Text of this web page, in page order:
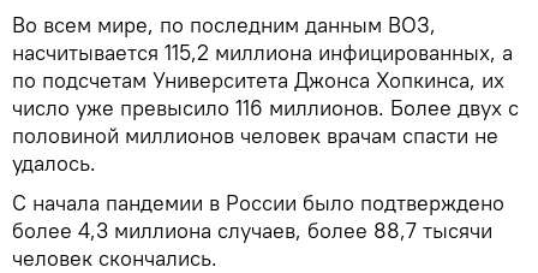
Во всем мире, по последним данным ВОЗ,
насчитывается 115,2 миллиона инфицированных, а
по подсчетам Университета Джонса Хопкинса, их
число уже превысило 116 миллионов. Более двух с
половиной миллионов человек врачам спасти не
удалось.
С начала пандемии в России было подтверждено
более 4,3 миллиона случаев, более 88,7 тысячи
человек скончались.